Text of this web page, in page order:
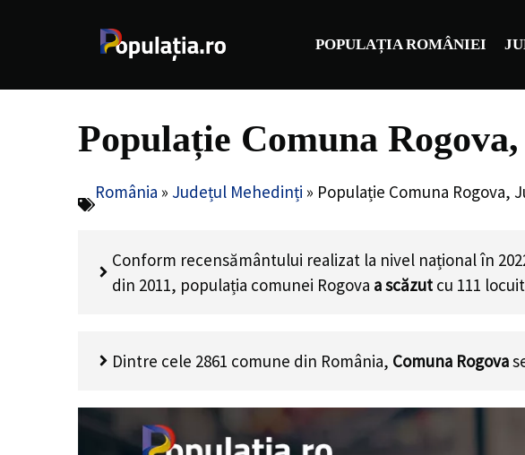
POPULAȚIA ROMÂNIEI
Populație Comuna
România » Județul Mehedinți » Populație Comuna Rogova,
Conform recensământului realizat la nivel național în
din 2011, populația comunei Rogova a scăzut cu 111
Dintre cele 2861 comune din România, Comuna Rogova